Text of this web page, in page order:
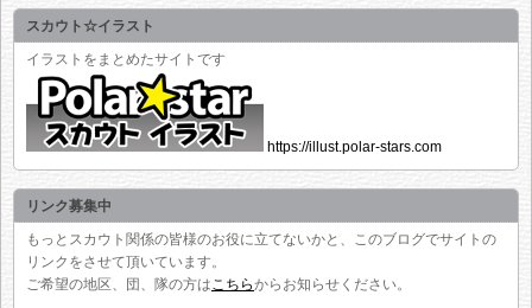
スカウト☆イラスト
イラストをまとめたサイトです
https://illust.polar-stars.com
リンク募集中
もっとスカウト関係の皆様のお役に立てないかと、このブログでサイトの
リンクをさせて頂いています。
ご希望の地区、団、隊の方は こちらからお知らせください。